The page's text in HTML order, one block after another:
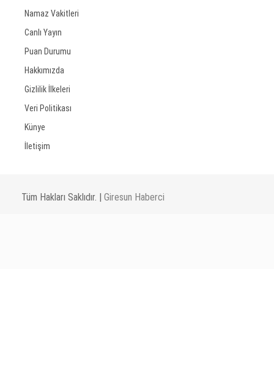
Namaz Vakitleri
Canlı Yayın
Puan Durumu
Hakkımızda
Gizlilik İlkeleri
Veri Politikası
Künye
İletişim
Tüm Hakları Saklıdır. | Giresun Haberci